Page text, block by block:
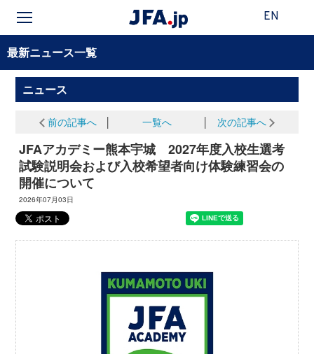
EN
最新ニュース一覧
ニュース
前の記事へ 一覧へ 次の記事へ
JFAアカデミー熊本宇城 2027年度入校生選考
試験説明会および入校希望者向け体験練習会の
開催について
2026年07月03日